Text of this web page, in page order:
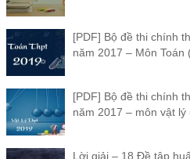
[PDF] Bộ đề thi chính
năm 2017 – Môn Toán
[PDF] Bộ đề thi chính
năm 2017 – môn vật lý
Lời giải – 18 Đề tập